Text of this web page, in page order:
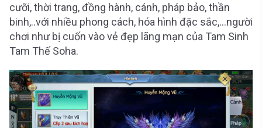
cưỡi, thời trang, đồng hành, cánh, pháp bảo, thần
binh,..với nhiều phong cách, hóa hình đặc sắc,…người
chơi như bị cuốn vào vẻ đẹp lãng mạn của Tam Sinh
Tam Thế Soha.